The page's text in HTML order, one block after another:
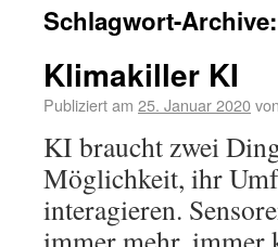
Schlagwort-Archive:
Klimakiller KI
Publiziert am 25. Januar 2020von
KI braucht zwei
Möglichkeit, ihr
interagieren.